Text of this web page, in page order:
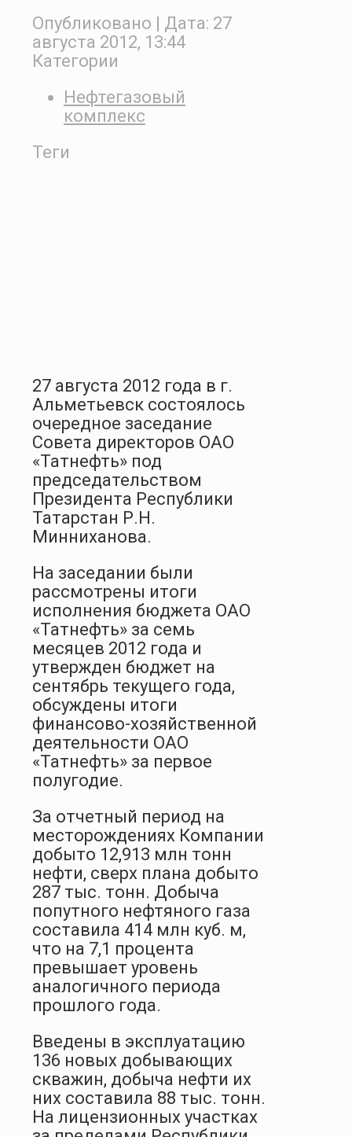
Опубликовано | Дата: 27
августа 2012, 13:44
Категории
Нефтегазовый
комплекс
Теги
27 августа 2012 года в г.
Альметьевск состоялось
очередное заседание
Совета директоров ОАО
«Татнефть» под
председательством
Президента Республики
Татарстан Р.Н.
Минниханова.
На заседании были
рассмотрены итоги
исполнения бюджета ОАО
«Татнефть» за семь
месяцев 2012 года и
утвержден бюджет на
сентябрь текущего года,
обсуждены итоги
финансово-хозяйственной
деятельности ОАО
«Татнефть» за первое
полугодие.
За отчетный период на
месторождениях Компании
добыто 12,913 млн тонн
нефти, сверх плана добыто
287 тыс. тонн. Добыча
попутного нефтяного газа
составила 414 млн куб. м,
что на 7,1 процента
превышает уровень
аналогичного периода
прошлого года.
Введены в эксплуатацию
136 новых добывающих
скважин, добыча нефти их
них составила 88 тыс. тонн.
На лицензионных участках